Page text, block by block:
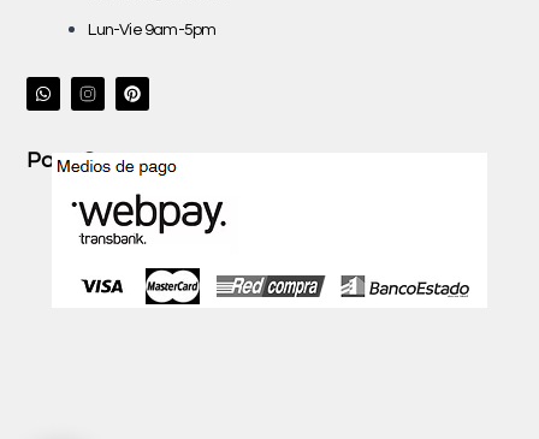
Lun-Vie 9am-5pm
W
h
a
P
i
r
s
t
Pago Seguro con